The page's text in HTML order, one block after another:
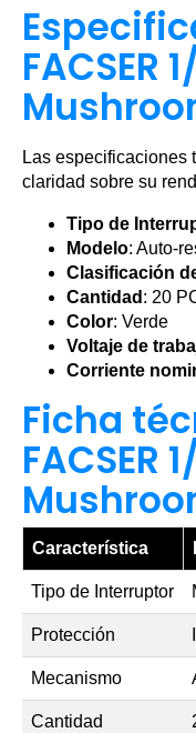
FACSER
Las especificaciones
claridad sobre su
Tipo de
Modelo: Auto-
Clasificación
Cantidad : 20
Color: Verde
Voltaje de
Corriente
Ficha
FACSER
Característica
Tipo de Interruptor
Protección
Mecanismo
Cantidad